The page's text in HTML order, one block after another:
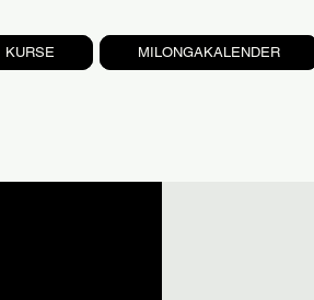
KURSE MILONGAKALENDER